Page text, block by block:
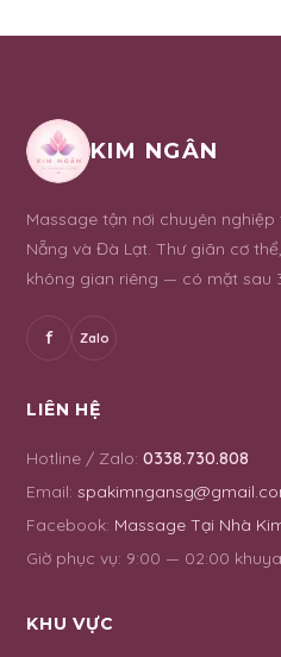
KIM NGÂN
Massage tận nơi chuyên nghiệp
Nẵng và Đà Lạt. Thư giãn cơ
không gian riêng — có mặt sau
f Zalo
LIÊN HỆ
Hotline / Zalo: 0338.730.808
Email:
Facebook: Massage Tại Nhà
Giờ phục vụ: 9:00 — 02:00
KHU VỰC